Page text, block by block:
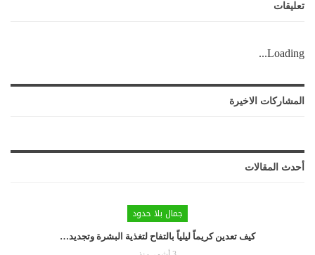
تعليقات
Loading...
المشاركات الاخيرة
أحدث المقالات
جمال بلا حدود
كيف تعدين كريماً ليلياً بالتفاح لتغذية البشرة وتجديد…